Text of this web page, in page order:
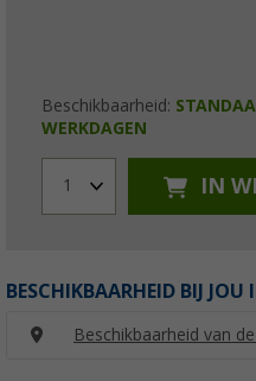
Beschikbaarheid:
WERKDAGEN
1 IN
BESCHIKBAARHEID BIJ JOU
Beschikbaarheid van